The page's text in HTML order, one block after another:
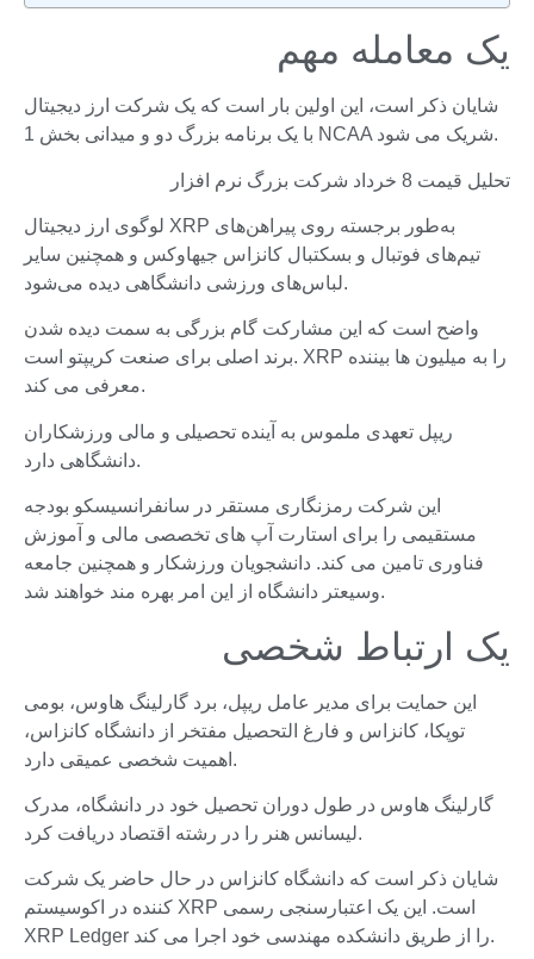
یک معامله مهم
شایان ذکر است، این اولین بار است که یک شرکت ارز دیجیتال
با یک برنامه بزرگ دو و میدانی بخش 1 NCAA شریک می شود.
تحلیل قیمت 8 خرداد شرکت بزرگ نرم افزار
لوگوی ارز دیجیتال XRP به‌طور برجسته روی پیراهن‌های
تیم‌های فوتبال و بسکتبال کانزاس جیهاوکس و همچنین سایر
لباس‌های ورزشی دانشگاهی دیده می‌شود.
واضح است که این مشارکت گام بزرگی به سمت دیده شدن
برند اصلی برای صنعت کریپتو است. XRP را به میلیون ها بیننده
معرفی می کند.
ریپل تعهدی ملموس به آینده تحصیلی و مالی ورزشکاران
دانشگاهی دارد.
این شرکت رمزنگاری مستقر در سانفرانسیسکو بودجه
مستقیمی را برای استارت آپ های تخصصی مالی و آموزش
فناوری تامین می کند. دانشجویان ورزشکار و همچنین جامعه
وسیعتر دانشگاه از این امر بهره مند خواهند شد.
یک ارتباط شخصی
این حمایت برای مدیر عامل ریپل، برد گارلینگ هاوس، بومی
توپکا، کانزاس و فارغ التحصیل مفتخر از دانشگاه کانزاس،
اهمیت شخصی عمیقی دارد.
گارلینگ هاوس در طول دوران تحصیل خود در دانشگاه، مدرک
لیسانس هنر را در رشته اقتصاد دریافت کرد.
شایان ذکر است که دانشگاه کانزاس در حال حاضر یک شرکت
کننده در اکوسیستم XRP است. این یک اعتبارسنجی رسمی
XRP Ledger را از طریق دانشکده مهندسی خود اجرا می کند.